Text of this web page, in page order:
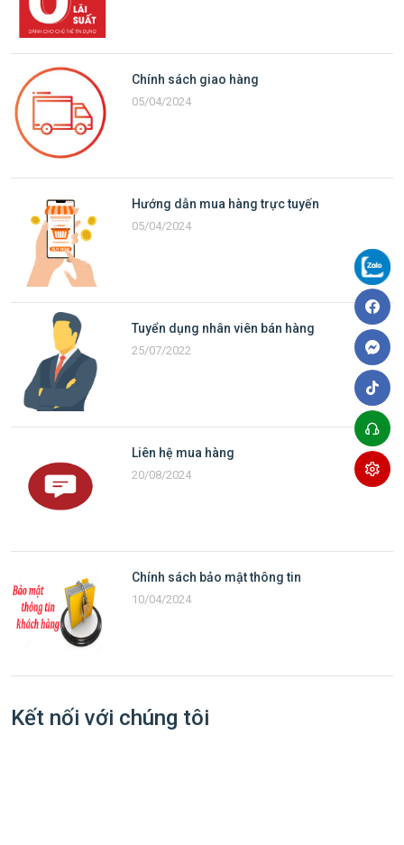
Chính sách giao hàng
05/04/2024
Hướng dẫn mua hàng trực tuyến
05/04/2024
Tuyển dụng nhân viên bán hàng
25/07/2022
Liên hệ mua hàng
20/08/2024
Chính sách bảo mật thông tin
10/04/2024
Kết nối với chúng tôi